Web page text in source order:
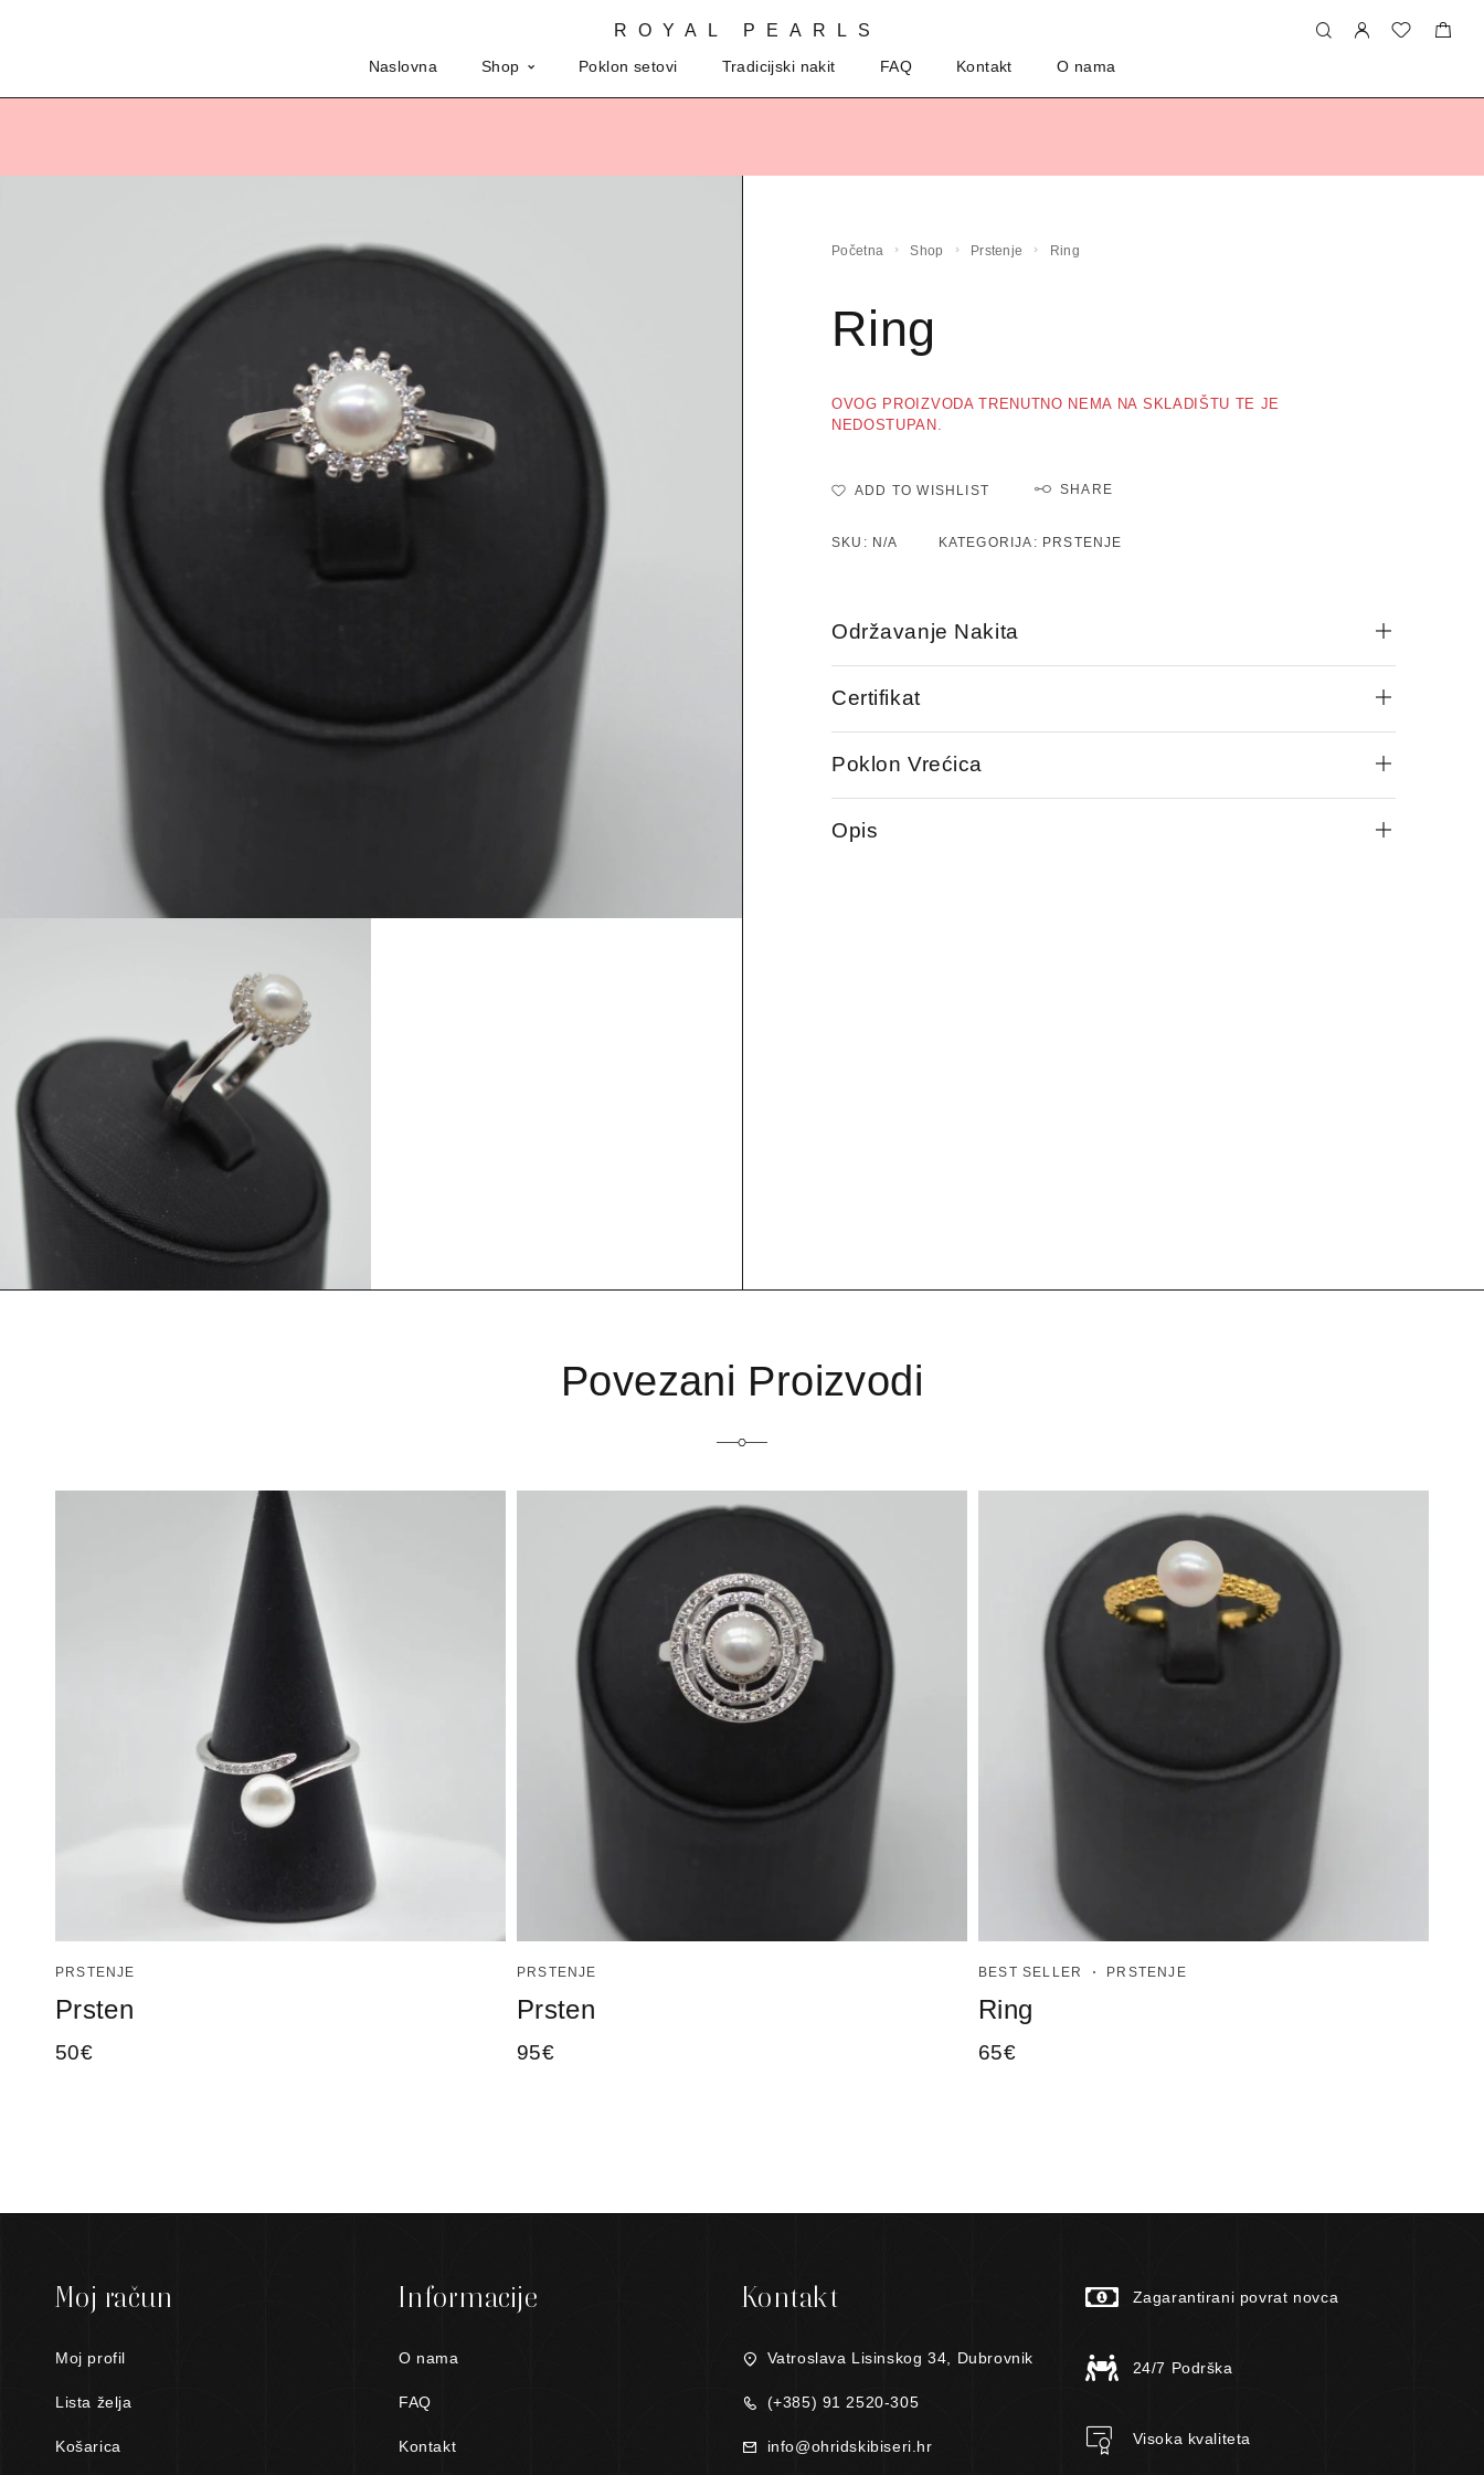
ROYAL PEARLS
Naslovna Shop Poklon setovi Tradicijski nakit FAQ Kontakt O nama
Početna Shop Prstenje Ring
Ring
OVOG PROIZVODA TRENUTNO NEMA NA SKLADIŠTU TE JE
NEDOSTUPAN.
ADD TO WISHLIST SHARE
SKU: N/A KATEGORIJA: PRSTENJE
Održavanje Nakita
Certifikat
Poklon Vrećica
Opis
Povezani Proizvodi
PRSTENJE
Prsten
50€
PRSTENJE
Prsten
95€
BEST SELLER PRSTENJE
Ring
65€
Moj račun
Moj profil
Lista želja
Košarica
Informacije
O nama
FAQ
Kontakt
Kontakt
Vatroslava Lisinskog 34, Dubrovnik
(+385) 91 2520-305
info@ohridskibiseri.hr
Zagarantirani povrat novca
24/7 Podrška
Visoka kvaliteta